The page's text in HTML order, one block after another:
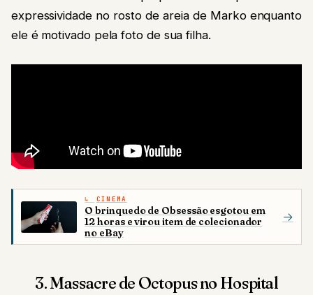
expressividade no rosto de areia de Marko enquanto
ele é motivado pela foto de sua filha.
CINEMA
O brinquedo de Obsessão esgotou em
12 horas e virou item de colecionador
no eBay
→
3. Massacre de Octopus no Hospital